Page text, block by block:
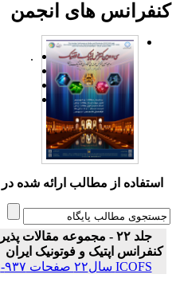
های انجمن
.
استفاده از مطالب ارائه شده در
جلد ۲۲ - مجموعه مقالات
کنفرانس اپتیک و فوتونیک ایران
ICOFS سال۲۲ صفحات ۹۳۷-۹۳۴